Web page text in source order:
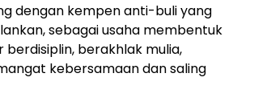
dengan kempen anti-buli yang
sebagai usaha membentuk
berdisiplin, berakhlak mulia,
kebersamaan dan saling